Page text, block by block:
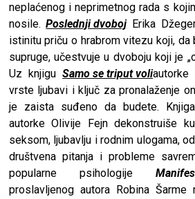
neplaćenog i neprimetnog rada s
nosile.Poslednji dvobojErika
istinitu priču o hrabrom vitezu koji,
supruge, učestvuje u dvoboju koji je
Uz knjiguSamo se triput voli
vrste ljubavi i ključ za pronalaženje
je zaista suđeno da budete.
autorke Olivije Fejn dekonstruiše
seksom, ljubavlju i rodnim ulogama,
društvena pitanja i probleme
popularne psihologije
proslavljenog autora Robina Šarme